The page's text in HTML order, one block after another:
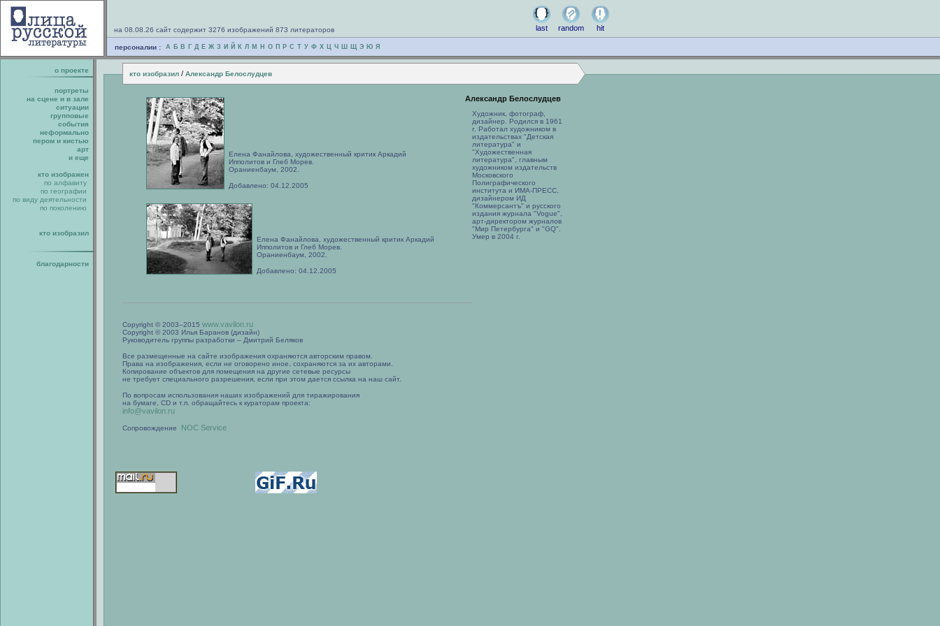
на 08.08.26 сайт содержит 3276 изображений 873 литераторов last random hit
персоналии : А Б В Г Д Е Ж З И Й К Л М Н О П Р С Т У Ф Х Ц Ч Ш Щ Э Ю Я
о проекте кто изобразил / Александр Белослудцев
портреты
на сцене и в зале
ситуации
групповые
события
неформально
пером и кистью
арт
и еще
кто изображен
по алфавиту
по географии
по виду деятельности
по поколению
кто изобразил
благодарности
Елена Фанайлова, художественный критик Аркадий
Ипполитов и Глеб Морев.
Ораниенбаум, 2002.
Добавлено: 04.12.2005
Елена Фанайлова, художественный критик Аркадий
Ипполитов и Глеб Морев.
Ораниенбаум, 2002.
Добавлено: 04.12.2005
Александр Белослудцев
Художник, фотограф,
дизайнер. Родился в 1961
г. Работал художником в
издательствах "Детская
литература" и
"Художественная
литература", главным
художником издательств
Московского
Полиграфического
института и ИМА-ПРЕСС,
дизайнером ИД
"Коммерсантъ" и русского
издания журнала "Vogue",
арт-директором журналов
"Мир Петербурга" и "GQ".
Умер в 2004 г.
Copyright © 2003–2015 www.vavilon.ru
Copyright © 2003 Илья Баранов (дизайн)
Руководитель группы разработки – Дмитрий Беляков
Все размещенные на сайте изображения охраняются авторским правом.
Права на изображения, если не оговорено иное, сохраняются за их авторами.
Копирование объектов для помещения на другие сетевые ресурсы
не требует специального разрешения, если при этом дается ссылка на наш сайт.
По вопросам использования наших изображений для тиражирования
на бумаге, CD и т.п. обращайтесь к кураторам проекта:
info@vavilon.ru
Сопровождение NOC Service